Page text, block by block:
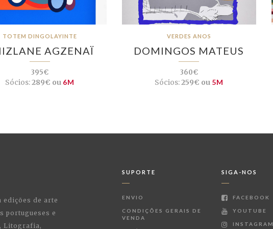
TOTEM DINGOLAYINTE
AGZENAÏ
395€
Sócios:289€ ou 6M
VERDES ANOS
DOMINGOS MATEUS
360€
Sócios:259€ ou 5M
edições de arte
portugueses e
Litografia,
SUPORTE
ENVIO
CONDIÇÕES GERAIS DE
VENDA
SIGA-NOS
FACEBOOK
YOUTUBE
INSTAGRAM